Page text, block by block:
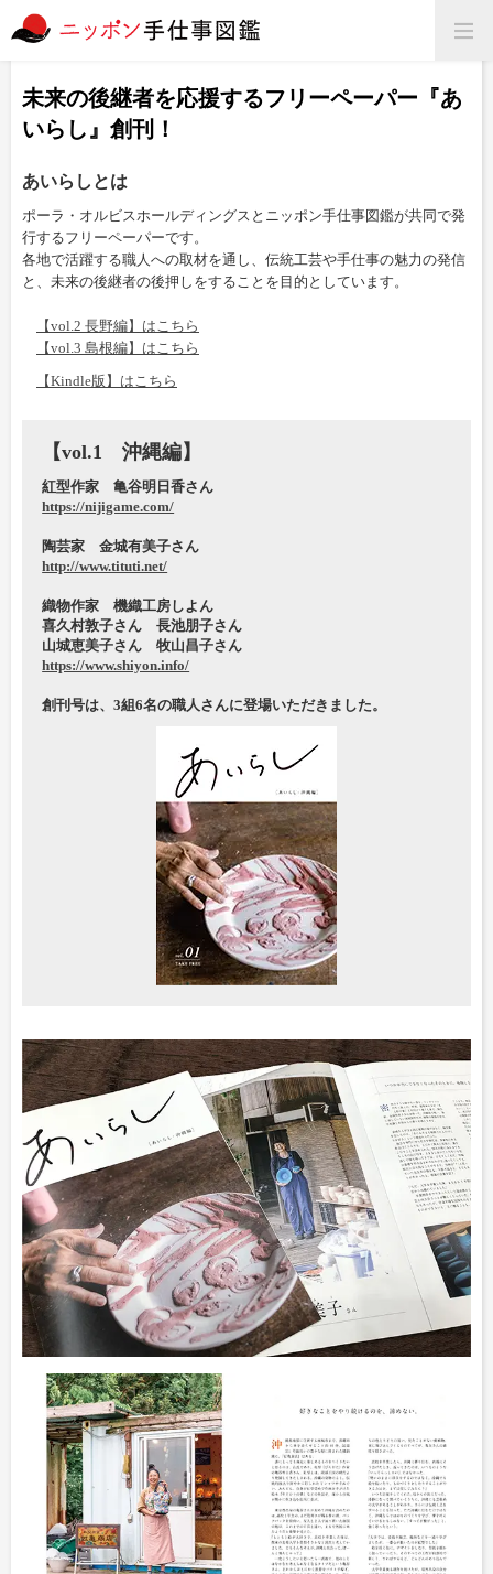
未来の後継者を応援するフリーペーパー『あ
いらし』創刊！
あいらしとは
ポーラ・オルビスホールディングスと ニッポン手仕事図鑑が共同で発
行するフリーペーパーです。
各地で活躍する職人への取材を通し、 伝統工芸や手仕事の魅力の発信
と、 未来の後継者の後押しをすることを目的としています。
【vol.2 長野編】はこちら
【vol.3 島根編】はこちら
【Kindle版】はこちら
【vol.1 沖縄編】
紅型作家 亀谷明日香さん
https://nijigame.com/
陶芸家 金城有美子さん
http://www.tituti.net/
織物作家 機織工房しよん
喜久村敦子さん 長池朋子さん
山城恵美子さん 牧山昌子さん
https://www.shiyon.info/
創刊号は、3組6名の職人さんに登場いただきました。